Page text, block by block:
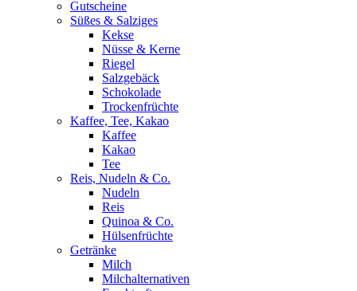
Gutscheine
Süßes & Salziges
Kekse
Nüsse & Kerne
Riegel
Salzgebäck
Schokolade
Trockenfrüchte
Kaffee, Tee, Kakao
Kaffee
Kakao
Tee
Reis, Nudeln & Co.
Nudeln
Reis
Quinoa & Co.
Hülsenfrüchte
Getränke
Milch
Milchalternativen